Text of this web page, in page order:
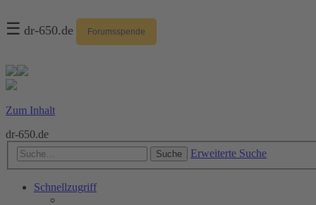
☰ dr-650.de Forumsspende
Zum Inhalt
dr-650.de
Suche Erweiterte Suche
Schnellzugriff